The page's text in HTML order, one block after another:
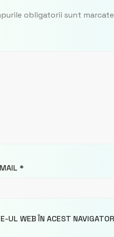
obligatorii sunt
*
WEB ÎN ACEST